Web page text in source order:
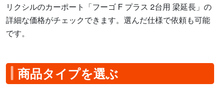
リクシルのカーポート「フーゴ F プラス 2台用 梁延長」の
詳細な価格がチェックできます。選んだ仕様で依頼も可能
です。
商品タイプを選ぶ